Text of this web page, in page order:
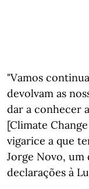
"Vamos
devolvam as
dar a conhecer
[Climate
vigarice a que
Jorge Novo,
declarações à